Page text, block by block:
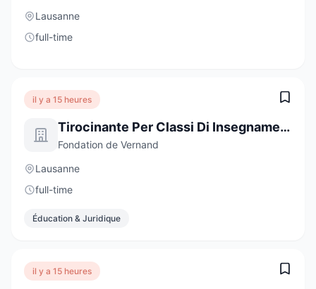
Lausanne
full-time
il y a 15 heures
Tirocinante Per Classi Di Insegnamento Specializzato
Fondation de Vernand
Lausanne
full-time
Éducation & Juridique
il y a 15 heures